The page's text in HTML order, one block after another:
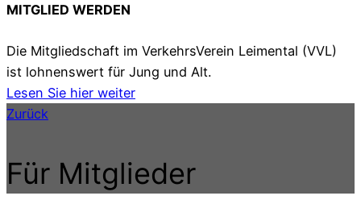
MITGLIED WERDEN
Die Mitgliedschaft im VerkehrsVerein Leimental (VVL)
ist lohnenswert für Jung und Alt.
Lesen Sie hier weiter
Zurück
Für Mitglieder